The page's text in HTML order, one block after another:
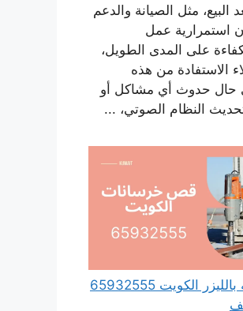
البيع، مثل الصيانة والدعم
استمرارية عمل
على المدى الطويل،
الاستفادة من هذه
حال حدوث أي مشاكل أو
النظام الصوتي، ...
قص خرسانه بالليزر الكويت 65932555